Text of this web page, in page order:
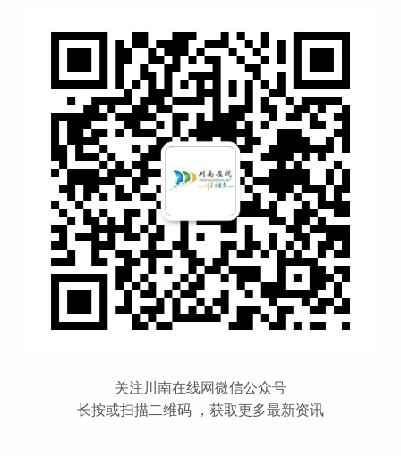
关注川南在线网微信公众号
长按或扫描二维码 ，获取更多最新资讯